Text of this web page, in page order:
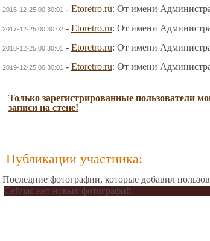
2016-12-25 00:30:01 - Etoretro.ru: От имени
2017-12-25 00:30:02 - Etoretro.ru: От имени
2018-12-25 00:30:01 - Etoretro.ru: От имени
2019-12-25 00:30:01 - Etoretro.ru: От имени
Только зарегистрированные пользователи
записи на стене!
Публикации участника:
Последние фотографии, которые добавил
Сейчас нет новых фотографий.